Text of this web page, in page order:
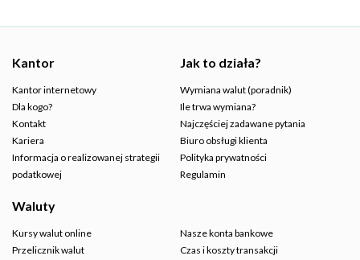
Kantor
Kantor internetowy
Dla kogo?
Kontakt
Kariera
Informacja o realizowanej strategii
podatkowej
Jak to działa?
Wymiana walut (poradnik)
Ile trwa wymiana?
Najczęściej zadawane pytania
Biuro obsługi klienta
Polityka prywatności
Regulamin
Waluty
Kursy walut online
Przelicznik walut
Nasze konta bankowe
Czas i koszty transakcji